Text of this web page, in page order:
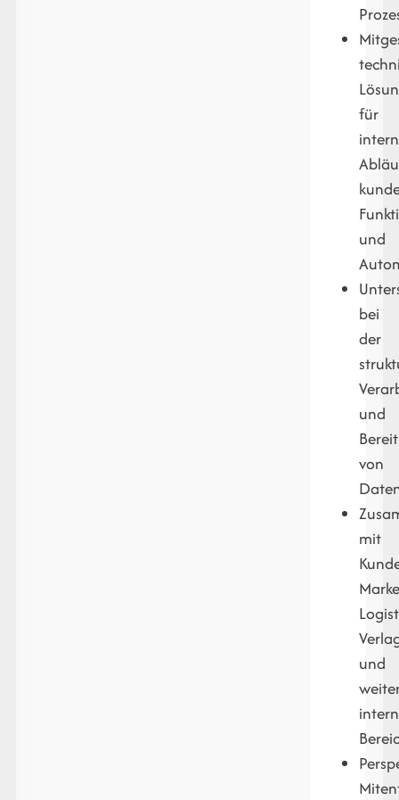
für
und
bei
der
und
von
mit
und